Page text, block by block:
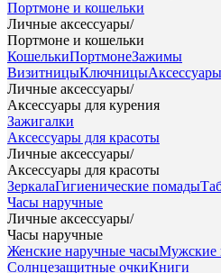
Портмоне и кошельки
Личные аксессуары/
Портмоне и кошельки
КошелькиПортмонеЗажимы
ВизитницыКлючницы
Личные аксессуары/
Аксессуары для курения
Зажигалки
Аксессуары для красоты
Личные аксессуары/
Аксессуары для красоты
ЗеркалаГигиенические помады
Часы наручные
Личные аксессуары/
Часы наручные
Женские наручные часыМужские
Солнцезащитные очкиКниги